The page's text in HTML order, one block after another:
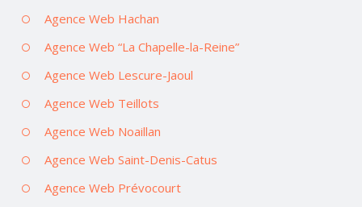
Agence Web Hachan
Agence Web “La Chapelle-la-Reine”
Agence Web Lescure-Jaoul
Agence Web Teillots
Agence Web Noaillan
Agence Web Saint-Denis-Catus
Agence Web Prévocourt